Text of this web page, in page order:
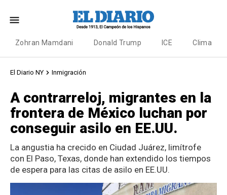
Zohran Mamdani Donald Trump ICE Clima
El Diario NY Inmigración
A contrarreloj, migrantes en la
frontera de México luchan por
conseguir asilo en EE.UU.
La angustia ha crecido en Ciudad Juárez, limítrofe
con El Paso, Texas, donde han extendido los tiempos
de espera para las citas de asilo en EE.UU.